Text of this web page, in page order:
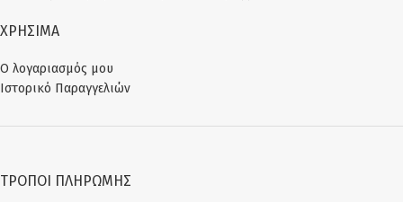
ΧΡΗΣΙΜΑ
Ο λογαριασμός μου
Ιστορικό Παραγγελιών
ΤΡΌΠΟΙ ΠΛΗΡΩΜΉΣ